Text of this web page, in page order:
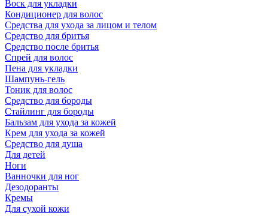
Воск для укладки
Кондиционер для волос
Средства для ухода за лицом и телом
Средство для бритья
Средство после бритья
Спрей для волос
Пена для укладки
Шампунь-гель
Тоник для волос
Средство для бороды
Стайлинг для бороды
Бальзам для ухода за кожей
Крем для ухода за кожей
Средство для душа
Для детей
Ноги
Ванночки для ног
Дезодоранты
Кремы
Для сухой кожи